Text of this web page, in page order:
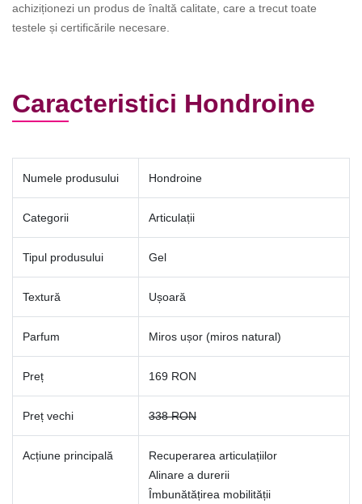
achiziționezi un produs de înaltă calitate, care a trecut toate
testele și certificările necesare.
Caracteristici Hondroine
Numele produsului Hondroine
Categorii Articulații
Tipul produsului Gel
Textură Ușoară
Parfum Miros ușor (miros natural)
Preț 169 RON
Preț vechi 338 RON
Acțiune principală
Recuperarea articulațiilor
Alinare a durerii
Îmbunătățirea mobilității